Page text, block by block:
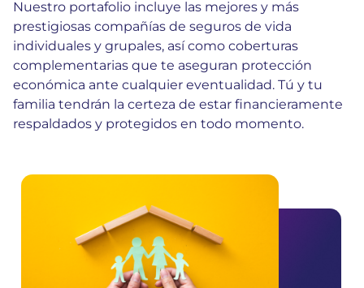
Nuestro portafolio incluye las mejores y más
prestigiosas compañías de seguros de vida
individuales y grupales, así como coberturas
complementarias que te aseguran protección
económica ante cualquier eventualidad. Tú y tu
familia tendrán la certeza de estar financieramente
respaldados y protegidos en todo momento.